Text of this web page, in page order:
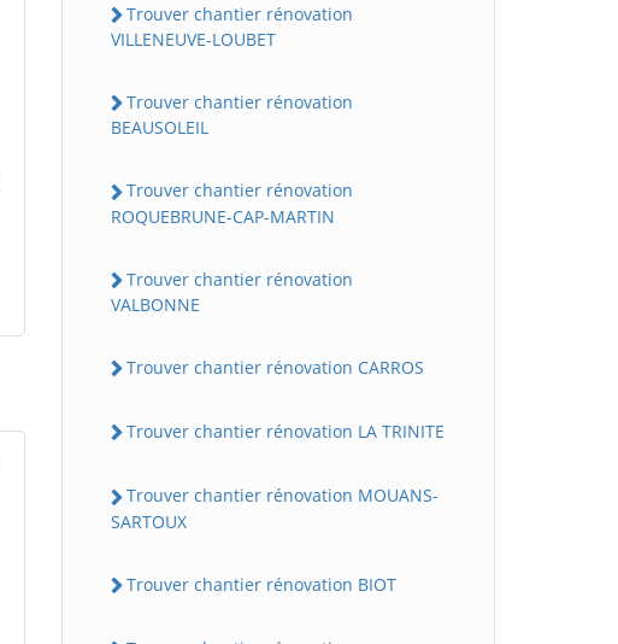
Trouver chantier rénovation
VILLENEUVE-LOUBET
Trouver chantier rénovation
BEAUSOLEIL
Trouver chantier rénovation
ROQUEBRUNE-CAP-MARTIN
Trouver chantier rénovation
VALBONNE
Trouver chantier rénovation CARROS
Trouver chantier rénovation LA TRINITE
Trouver chantier rénovation MOUANS-
SARTOUX
Trouver chantier rénovation BIOT